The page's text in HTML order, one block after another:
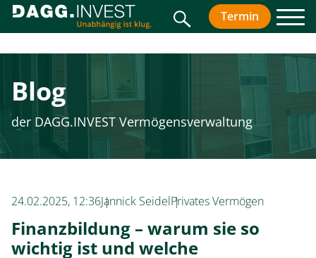
SucheTermin
Blog
der DAGG.INVEST Vermögensverwaltung
24.02.2025, 12:36Jannick SeidelPrivates Vermögen
Finanzbildung – warum sie so
wichtig ist und welche